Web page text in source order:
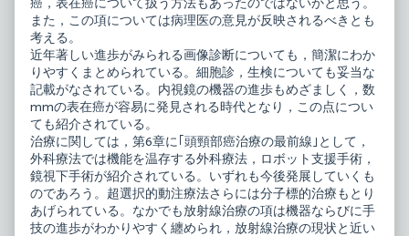
癌，表在癌について扱う方法もあったのではないかと思う。
また，この項については病理医の意見が反映されるべきとも
考える。
近年著しい進歩がみられる画像診断についても，簡潔にわか
りやすくまとめられている。細胞診，生検についても妥当な
記載がなされている。内視鏡の機器の進歩もめざましく，数
mmの表在癌が容易に発見される時代となり，この点につい
ても紹介されている。
治療に関しては，第6章に｢頭頸部癌治療の最前線｣として，
外科療法では機能を温存する外科療法，ロボット支援手術，
鏡視下手術が紹介されている。いずれも今後発展していくも
のであろう。超選択的動注療法さらには分子標的治療もとり
あげられている。なかでも放射線治療の項は機器ならびに手
技の進歩がわかりやすく纏められ，放射線治療の現状と近い